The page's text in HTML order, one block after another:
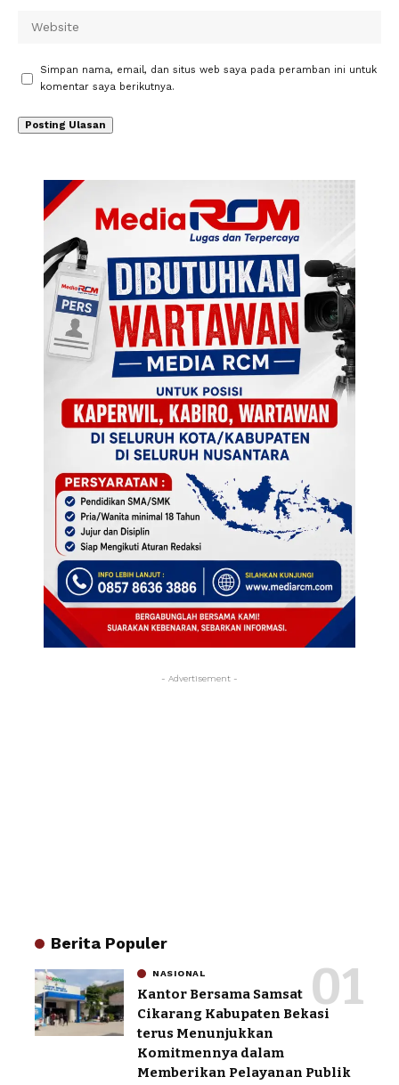
Simpan nama, email, dan situs web saya pada peramban ini untuk
komentar saya berikutnya.
- Advertisement -
Berita Populer
NASIONAL
Kantor Bersama Samsat
Cikarang Kabupaten Bekasi
terus Menunjukkan
Komitmennya dalam
Memberikan Pelayanan Publik